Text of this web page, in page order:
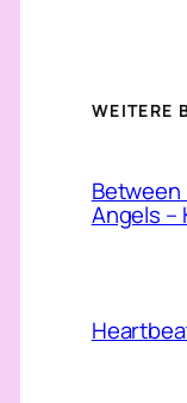
WEITERE
Between
Angels –